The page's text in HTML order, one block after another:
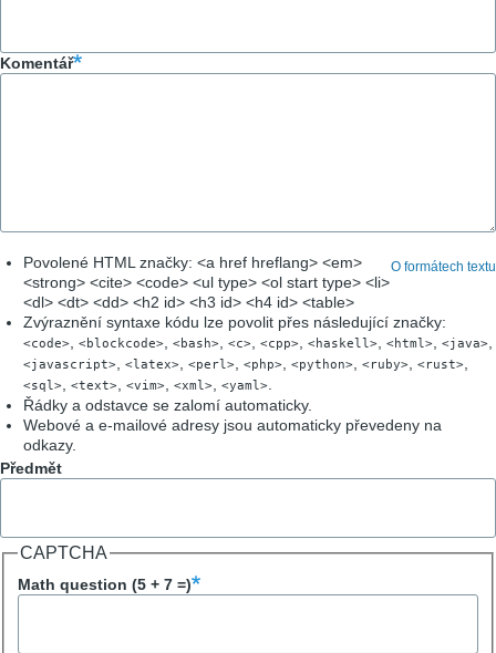
Komentář
O formátech textu
Povolené HTML značky: <a href hreflang> <em>
<strong> <cite> <code> <ul type> <ol start type> <li>
<dl> <dt> <dd> <h2 id> <h3 id> <h4 id> <table>
Zvýraznění syntaxe kódu lze povolit přes následující značky:
<code> <blockcode> <bash> <c> <cpp> <haskell> <html> <java>
<javascript> <latex> <perl> <php> <python> <ruby> <rust>
<sql> <text> <vim> <xml> <yaml>
Řádky a odstavce se zalomí automaticky.
Webové a e-mailové adresy jsou automaticky převedeny na
odkazy.
Předmět
CAPTCHA
Math question (5 + 7 =)